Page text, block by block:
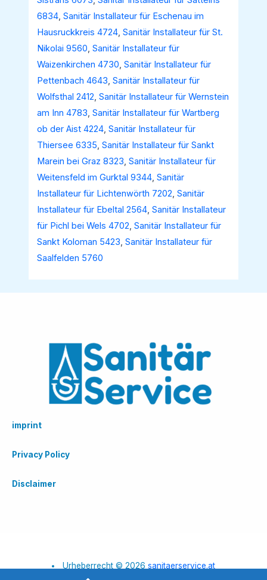
6834,Sanitär Installateur für Eschenau im
Hausruckkreis 4724,Sanitär Installateur für St.
Nikolai 9560,Sanitär Installateur für
Waizenkirchen 4730,Sanitär Installateur für
Pettenbach 4643,Sanitär Installateur für
Wolfsthal 2412,Sanitär Installateur für Wernstein
am Inn 4783,Sanitär Installateur für Wartberg
ob der Aist 4224,Sanitär Installateur für
Thiersee 6335,Sanitär Installateur für Sankt
Marein bei Graz 8323,Sanitär Installateur für
Weitensfeld im Gurktal 9344,Sanitär
Installateur für Lichtenwörth 7202,Sanitär
Installateur für Ebeltal 2564,Sanitär Installateur
für Pichl bei Wels 4702,Sanitär Installateur für
Sankt Koloman 5423,Sanitär Installateur für
Saalfelden 5760
imprint
Privacy Policy
Disclaimer
Urheberrecht © 2026sanitaerservice.at